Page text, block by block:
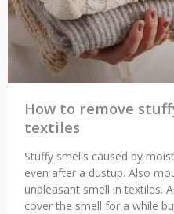
How to remove
textiles
Stuffy smells caused by
even after a dustup. Also
unpleasant smell in textiles.
cover the smell for a while